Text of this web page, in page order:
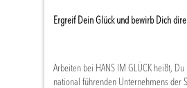
Ergreif Dein Glück und bewirb Dich
Arbeiten bei HANS IM GLÜCK heißt, Du
national führenden Unternehmens der